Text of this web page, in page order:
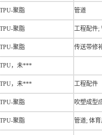
TPU-聚脂 管道
TPU-聚脂 工程配件;
TPU-聚脂 传送带修
TPU，未***
TPU，未*** 工程配件
TPU-聚脂 吹塑成型
TPU-聚脂 管道; 体